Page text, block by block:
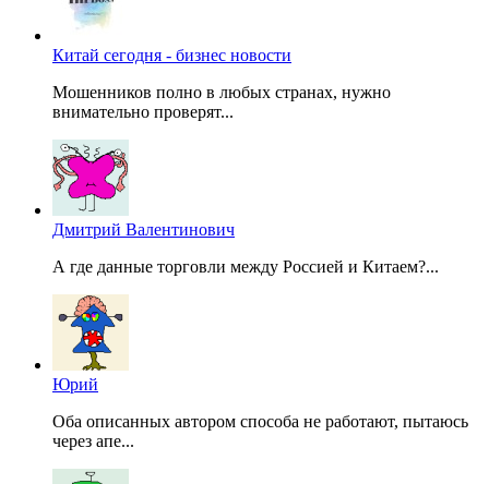
Китай сегодня - бизнес новости
Мошенников полно в любых странах, нужно
внимательно проверят...
Дмитрий Валентинович
А где данные торговли между Россией и Китаем?...
Юрий
Оба описанных автором способа не работают, пытаюсь
через апе...